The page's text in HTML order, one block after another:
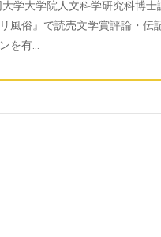
学大学院人文科学研究科博
風俗』で読売文学賞評論・伝
を有…